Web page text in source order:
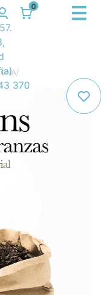
0
370
/